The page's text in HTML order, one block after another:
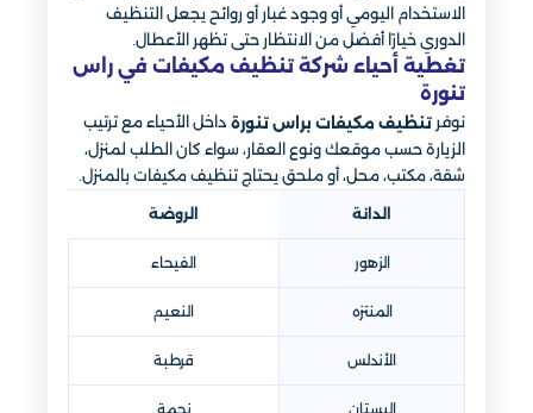
الاستخدام اليومي أو وجود غبار أو روائح يجعل التنظيف
الدوري خيارًا أفضل من الانتظار حتى تظهر الأعطال.
تغطية أحياء شركة تنظيف مكيفات في راس
تنورة
نوفر تنظيف مكيفات براس تنورة داخل الأحياء مع ترتيب
الزيارة حسب موقعك ونوع العقار، سواء كان الطلب لمنزل،
شقة، مكتب، محل، أو ملحق يحتاج تنظيف مكيفات بالمنزل.
الدانة الروضة
الزهور الفيحاء
المنتزه النعيم
الأندلس قرطبة
البستان نجمة